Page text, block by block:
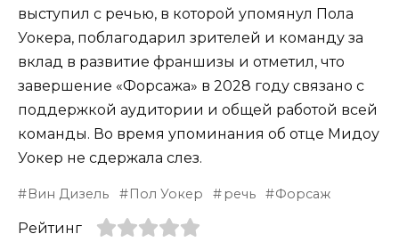
выступил с речью, в которой упомянул Пола
Уокера, поблагодарил зрителей и команду за
вклад в развитие франшизы и отметил, что
завершение «Форсажа» в 2028 году связано с
поддержкой аудитории и общей работой всей
команды. Во время упоминания об отце Мидоу
Уокер не сдержала слез.
Вин Дизель Пол Уокер речь Форсаж
Рейтинг